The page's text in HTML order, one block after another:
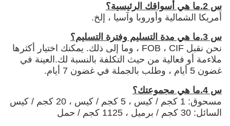
س 2.ما هي أسواقك الرئيسية؟
أمريكا الشمالية وأوروبا وآسيا ، إلخ.
س 3.ما هي مدة التسليم وفترة التسليم؟
نحن نقبل FOB ، CIF ، وما إلى ذلك. يمكنك اختيار أكثرها
ملاءمة أو فعالية من حيث التكلفة بالنسبة لك.العينة في
غضون 5 أيام ، وطلب بالجملة في غضون 7 أيام.
س 4.ما هي مجموعتك؟
مسحوق: 1 كجم / كيس ، 5 كجم / كيس ، 20 كجم / كيس
السائل: 30 كجم / برميل ، 1125 كجم / حمل